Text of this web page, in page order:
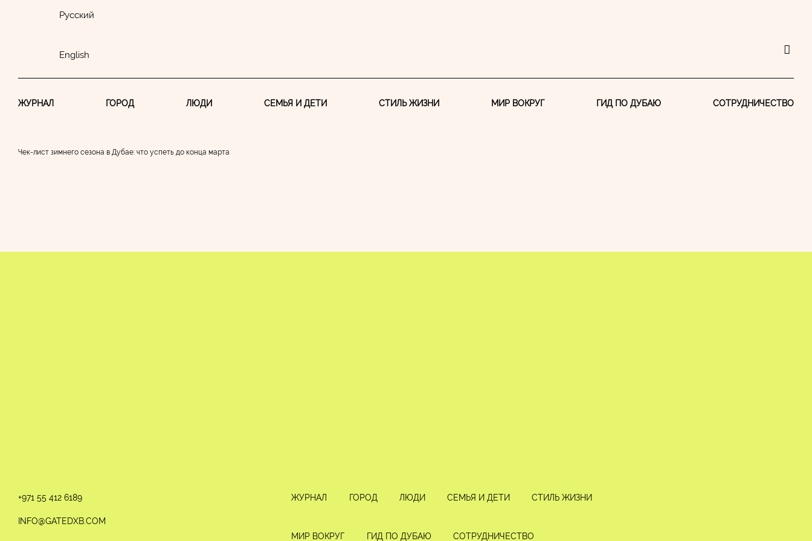
Русский
English
ЖУРНАЛ ГОРОД ЛЮДИ СЕМЬЯ И ДЕТИ СТИЛЬ ЖИЗНИ МИР ВОКРУГ ГИД ПО ДУБАЮ СОТРУДНИЧЕСТВО
Чек-лист зимнего сезона в Дубае: что успеть до конца марта
+971 55 412 6189
INFO@GATEDXB.COM
ЖУРНАЛ ГОРОД ЛЮДИ СЕМЬЯ И ДЕТИ СТИЛЬ ЖИЗНИ
МИР ВОКРУГ ГИД ПО ДУБАЮ СОТРУДНИЧЕСТВО